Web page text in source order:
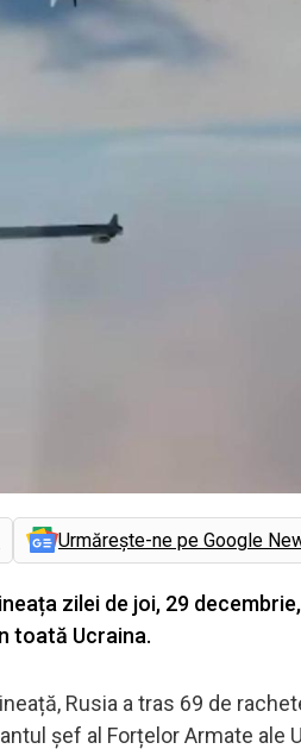
Urmărește-ne pe Google
zilei de joi, 29
toată Ucraina.
Rusia a tras 69 de
șef al Forțelor Armate ale